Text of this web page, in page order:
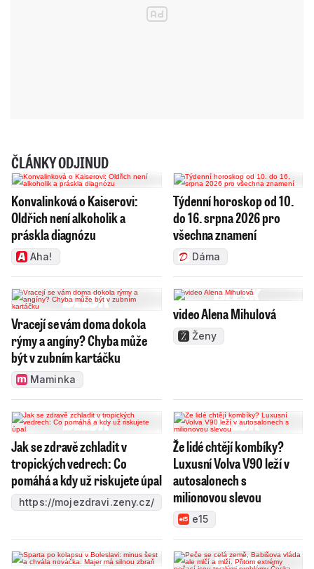
ČLÁNKY ODJINUD
Konvalinková o Kaiserovi:
Oldřich není alkoholik a
práskla diagnózu
Aha!
Týdenní horoskop od 10.
do 16. srpna 2026 pro
všechna znamení
Dáma
Vracejí se vám doma dokola
rýmy a angíny? Chyba může
být v zubním kartáčku
Maminka
video Alena Mihulová
Ženy
Jak se zdravě zchladit v
tropických vedrech: Co
pomáhá a kdy už riskujete úpal
https://mojezdravi.zeny.cz/
Že lidé chtějí kombíky?
Luxusní Volva V90 leží v
autosalonech s
milionovou slevou
e15